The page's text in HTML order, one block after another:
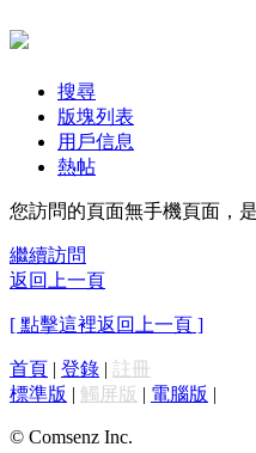
搜尋
版塊列表
用戶信息
熱帖
您訪問的頁面無手機頁面，
繼續訪問
返回上一頁
[ 點擊這裡返回上一頁 ]
首頁 | 登錄 | 註冊
標準版 | 觸屏版 | 電腦版 |
© Comsenz Inc.